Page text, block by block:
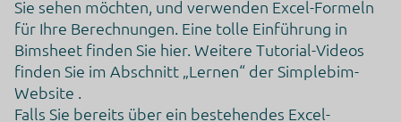
Sie sehen möchten, und verwenden Excel-Formeln
für Ihre Berechnungen. Eine tolle Einführung in
Bimsheet finden Sie hier. Weitere Tutorial-Videos
finden Sie im Abschnitt „Lernen“ der Simplebim-
Website .
Falls Sie bereits über ein bestehendes Excel-
Weitergabe an Drittländer
Dieser Service kann die erfassten Daten an ein anderes Land
weiterleiten. Bitte beachten Sie, dass dieser Service Daten
außerhalb der Europäischen Union und des europäischen
Wirtschaftsraums und in ein Land, welches kein
angemessenes Datenschutzniveau bietet, übertragen kann.
Falls die Daten in die USA übertragen werden, besteht das